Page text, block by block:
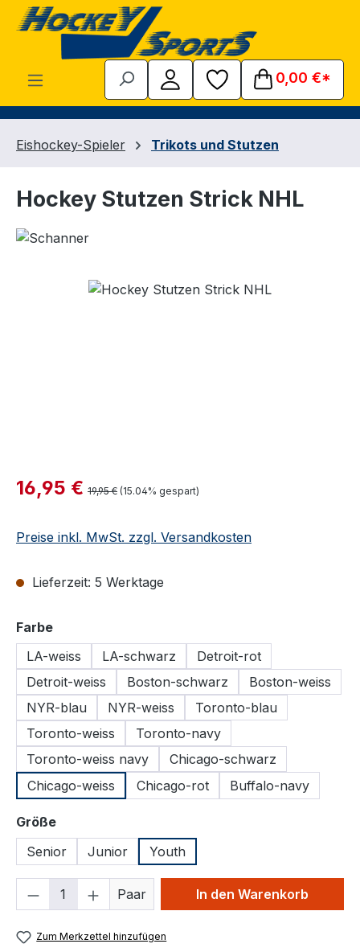
Zum Hauptinhalt springen
0,00 €*
Eishockey-Spieler Trikots und Stutzen
Hockey Stutzen Strick NHL
Bildergalerie überspringen
Verkaufspreis:
16,95 € Regulärer Preis:
19,95 € (15.04% gespart)
Preise inkl. MwSt. zzgl. Versandkosten
Lieferzeit: 5 Werktage
Farbeauswählen
LA-weiss
LA-schwarz
Detroit-rot
Detroit-weiss
Boston-schwarz
Boston-weiss
NYR-blau
NYR-weiss
Toronto-blau
Toronto-weiss
Toronto-navy
Toronto-weiss navy
Chicago-schwarz
Chicago-weiss
Chicago-rot Buffalo-navy
Größeauswählen
Senior
Junior Youth
Produkt Anzahl: Gib den
Paar In den Warenkorb
Zum Merkzettel hinzufügen